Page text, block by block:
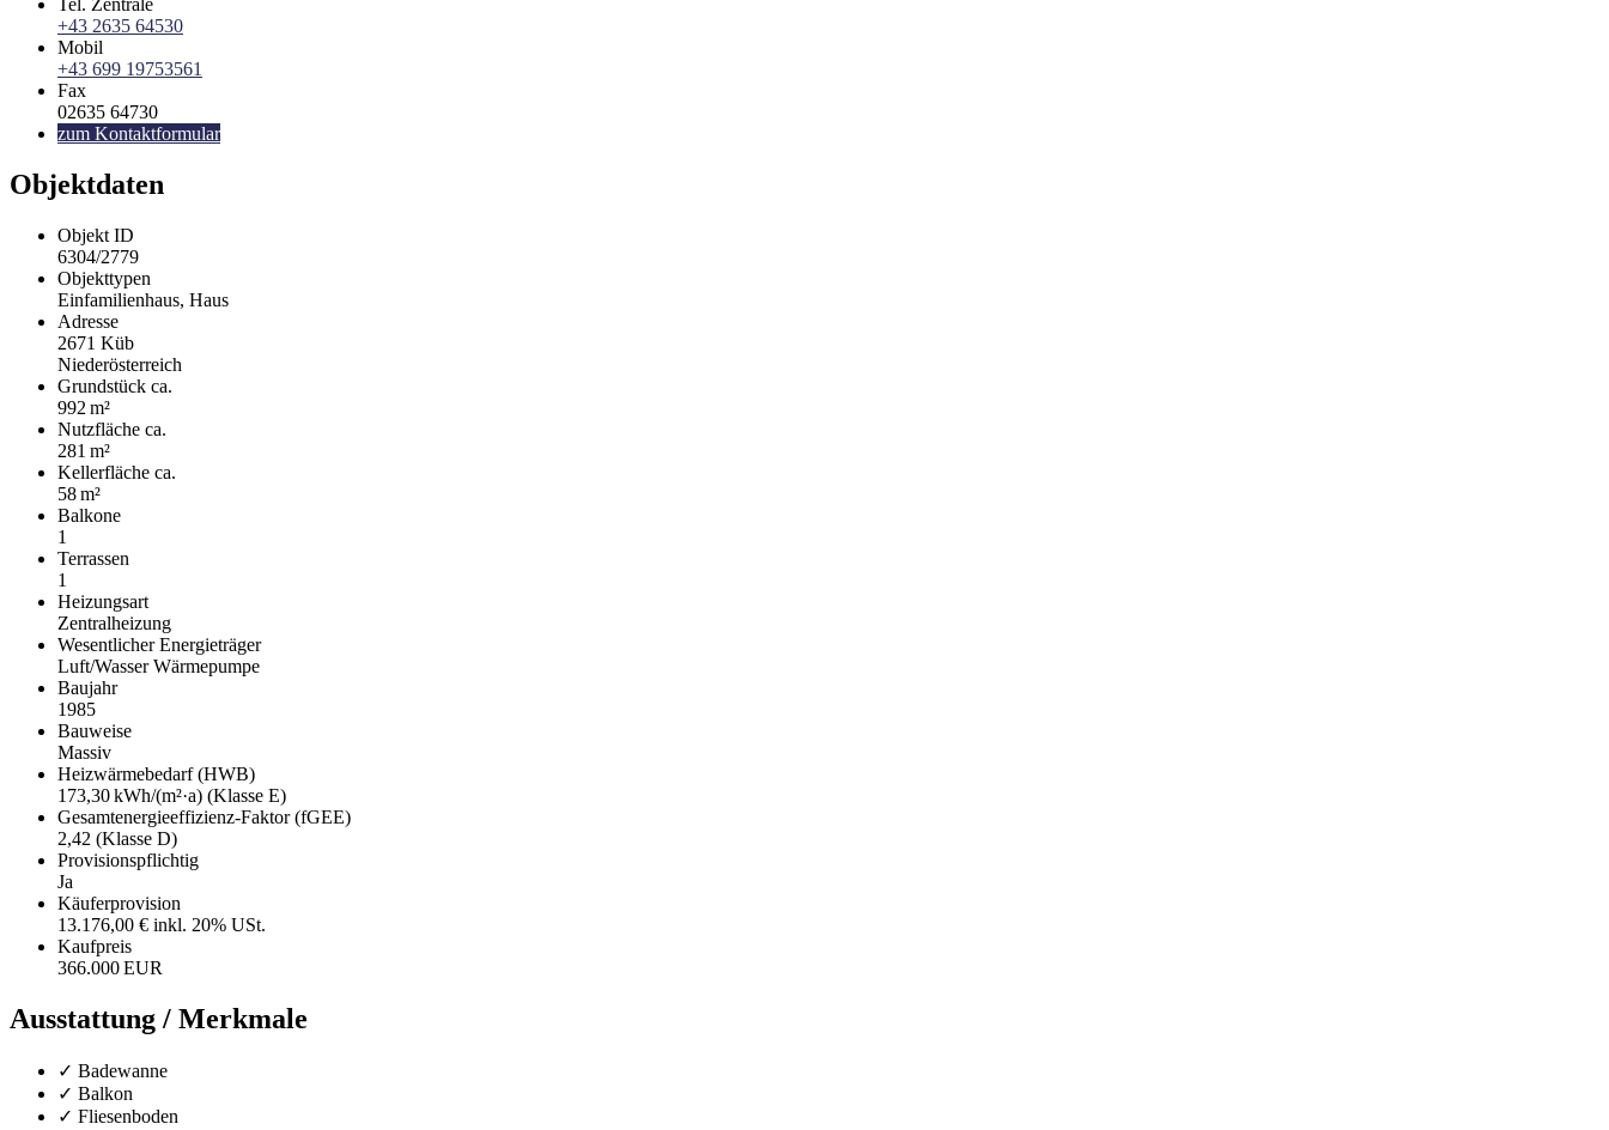
Tel. Zentrale
+43 2635 64530
Mobil
+43 699 19753561
Fax
02635 64730
zum Kontaktformular
Objektdaten
Objekt ID
6304/2779
Objekttypen
Einfamilienhaus, Haus
Adresse
2671 Küb
Niederösterreich
Grund­stück ca.
992 m²
Nutzfläche ca.
281 m²
Kellerfläche ca.
58 m²
Balkone
1
Terrassen
1
Heizungsart
Zentralheizung
Wesentlicher Energieträger
Luft/Wasser Wärmepumpe
Baujahr
1985
Bauweise
Massiv
Heizwärmebedarf (HWB)
173,30 kWh/(m²·a) (Klasse E)
Gesamtenergieeffizienz-Faktor (fGEE)
2,42 (Klasse D)
Provisionspflichtig
Ja
Käufer­provision
13.176,00 € inkl. 20% USt.
Kaufpreis
366.000 EUR
Ausstattung / Merkmale
✓ Badewanne
✓ Balkon
✓ Fliesenboden